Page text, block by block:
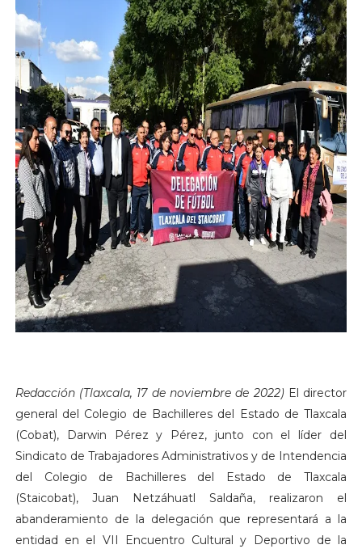
Redacción (Tlaxcala, 17 de noviembre de 2022) El director
general del Colegio de Bachilleres del Estado de Tlaxcala
(Cobat), Darwin Pérez y Pérez, junto con el líder del
Sindicato de Trabajadores Administrativos y de Intendencia
del Colegio de Bachilleres del Estado de Tlaxcala
(Staicobat), Juan Netzáhuatl Saldaña, realizaron el
abanderamiento de la delegación que representará a la
entidad en el VII Encuentro Cultural y Deportivo de la